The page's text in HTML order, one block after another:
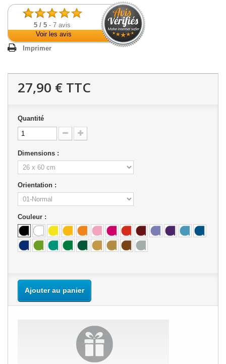
5 /5 -7avis
Voir les avis
Imprimer
27,90 € TTC
Quantité
Dimensions :
Orientation :
Couleur :
Ajouter au panier